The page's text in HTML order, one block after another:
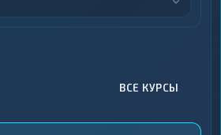
ВСЕ КУРСЫ